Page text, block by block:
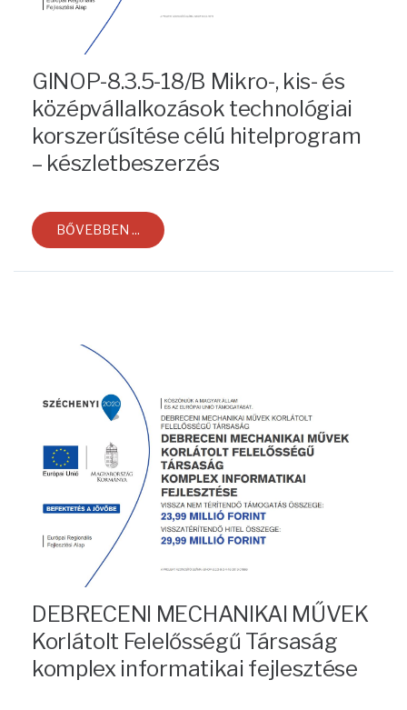
GINOP-8.3.5-18/B Mikro-, kis- és
középvállalkozások technológiai
korszerűsítése célú hitelprogram
– készletbeszerzés
BŐVEBBEN ...
DEBRECENI MECHANIKAI MŰVEK
Korlátolt Felelősségű Társaság
komplex informatikai fejlesztése